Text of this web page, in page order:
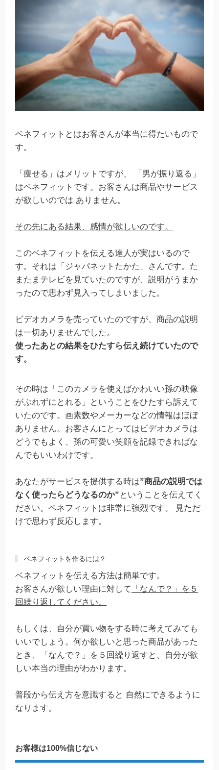
ベネフィットとはお客さんが本当に得たいもので
す。
「痩せる」はメリットですが、 「男が振り返る」
はベネフィットです。お客さんは商品やサービス
が欲しいのでは ありません。
その先にある結果、感情が欲しいのです。
このベネフィットを伝える達人が実はいるので
す。それは「ジャパネットたかた」さんです。た
またまテレビを見ていたのですが、説明がうまか
ったので思わず見入ってしまいました。
ビデオカメラを売っていたのですが、商品の説明
は一切ありませんでした。
使ったあとの結果をひたすら伝え続けていたので
す。
その時は「このカメラを使えばかわいい孫の映像
がぶれずにとれる」ということをひたすら訴えて
いたのです。画素数やメーカーなどの情報はほぼ
ありません。お客さんにとってはビデオカメラは
どうでもよく、孫の可愛い笑顔を記録できればな
んでもいいわけです。
あなたがサービスを提供する時は”商品の説明では
なく使ったらどうなるのか” ということを伝えてく
ださい。ベネフィットは非常に強烈です。 見ただ
けで思わず反応します。
ベネフィットを作るには？
ベネフィットを伝える方法は簡単です。
お客さんが欲しい理由に対して
「なんで？」を５
回繰り返してください。
もしくは、自分が買い物をする時に考えてみても
いいでしょう。何か欲しいと思った商品があった
とき、「なんで？」を５回繰り返すと、自分が欲
しい本当の理由がわかります。
普段から伝え方を意識すると 自然にできるように
なります。
お客様は100%信じない